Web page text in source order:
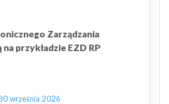
Zarządzania
przykładzie EZD RP
września 2026